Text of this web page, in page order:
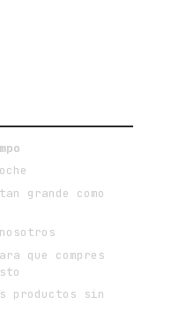
grande como
que compres
productos sin